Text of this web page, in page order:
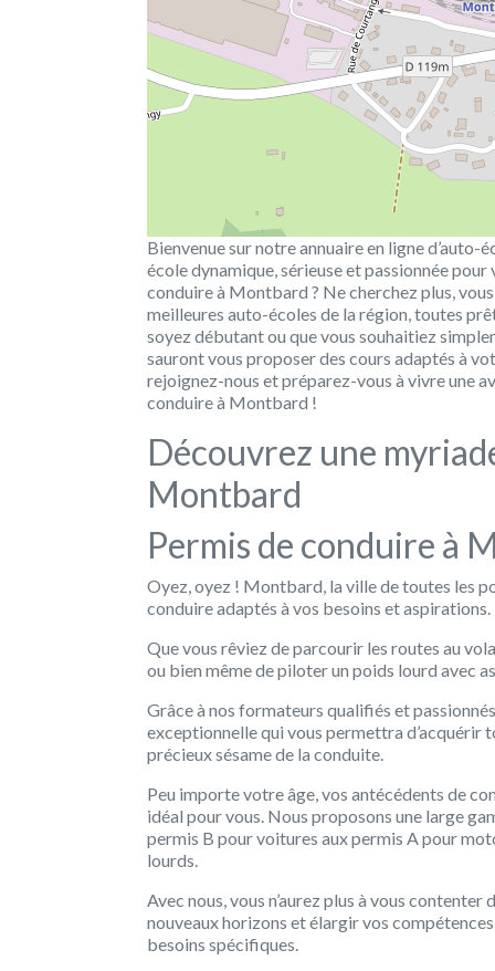
Bienvenue sur notre annuaire en ligne
école dynamique, sérieuse et passionnée
conduire à Montbard ? Ne cherchez plus,
meilleures auto-écoles de la région, toutes
soyez débutant ou que vous souhaitiez
sauront vous proposer des cours adaptés à
rejoignez-nous et préparez-vous à vivre une
conduire à Montbard !
Découvrez une
Montbard
Permis de conduire à
Oyez, oyez ! Montbard, la ville de toutes les
conduire adaptés à vos besoins et aspirations.
Que vous rêviez de parcourir les routes au
ou bien même de piloter un poids lourd avec
Grâce à nos formateurs qualifiés et
exceptionnelle qui vous permettra d’acquérir
précieux sésame de la conduite.
Peu importe votre âge, vos antécédents de
idéal pour vous. Nous proposons une large
permis B pour voitures aux permis A pour
lourds.
Avec nous, vous n’aurez plus à vous
nouveaux horizons et élargir vos
besoins spécifiques.